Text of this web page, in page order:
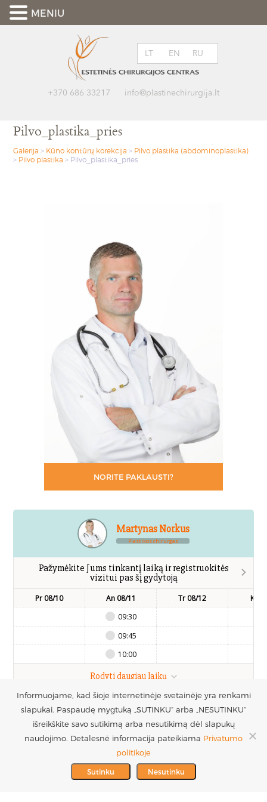
+370 686 33217 info@plastinechirurgija.lt
LT EN RU
Pilvo_plastika_pries
Galerija > Kūno kontūrų korekcija > Pilvo plastika (abdominoplastika)
> Pilvo plastika > Pilvo_plastika_pries
NORITE PAKLAUSTI?
Martynas Norkus
Plastikos chirurgas
Pažymėkite Jums tinkantį laiką ir registruokitės
vizitui pas šį gydytoją
Pr 08/10
An 08/11
09:30
09:45
10:00
Tr 08/12 Kt
Rodyti daugiau laikų
Registruotis vizitui
PARTNERIAI >
MES REMIAME >
UAB Estetinės
chirurgijos centras
Į.k. 300016228
PVM mokėtojo kodas
LT100005717312
+370 686 33217
info@plastinechirurgija.lt
MENIU
Informuojame, kad šioje internetinėje svetainėje yra renkami
slapukai. Paspaudę mygtuką „SUTINKU“ arba „NESUTINKU“
išreikškite savo sutikimą arba nesutikimą dėl slapukų
naudojimo. Detalesnė informacija pateikiama Privatumo
politikoje
Sutinku Nesutinku